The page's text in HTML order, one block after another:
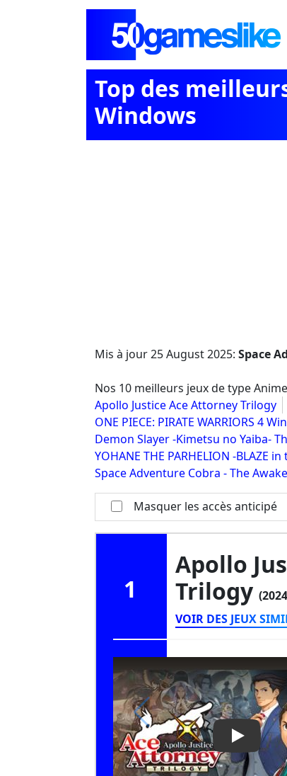
Top des
Windows
Mis à jour25 August 2025: Space
Nos 10 meilleurs jeux de type
Apollo Justice Ace Attorney Trilogy
ONE PIECE: PIRATE WARRIORS 4
Demon Slayer -Kimetsu no Yaiba-
YOHANE THE PARHELION -BLAZE in
Space Adventure Cobra - The
Masquer les accès anticipé
1
Apollo
Trilogy
VOIR DES JEUX
Play